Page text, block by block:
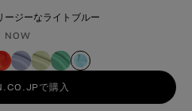
ージーなライトブルー
NOW
で購入